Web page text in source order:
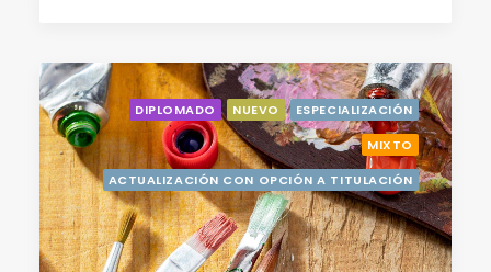
DIPLOMADO NUEVO
ESPECIALIZACIÓN
MIXTO
ACTUALIZACIÓN CON OPCIÓN A TITULACIÓN